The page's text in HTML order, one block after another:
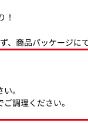
！
商品パッケージに
。
調理ください。